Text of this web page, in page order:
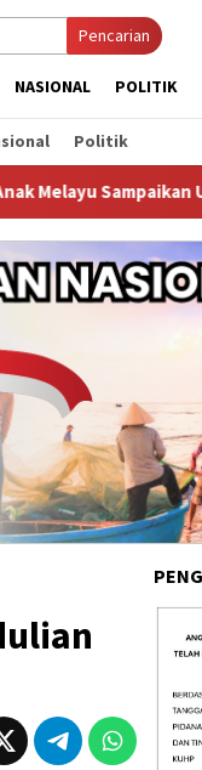
Pencarian
NASIONAL POLITIK
Politik
Ucapan Tahniah